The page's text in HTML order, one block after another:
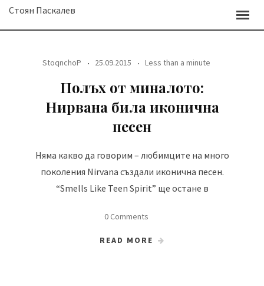
SkipСтоян Паскалев
StoqnchoP 25.09.2015 Less than a minute
Полъх от миналото:
Нирвана била иконична
песен
Няма какво да говорим – любимците на много
поколения Nirvana създали иконична песен.
“Smells Like Teen Spirit” ще остане в
0 Comments
READ MORE